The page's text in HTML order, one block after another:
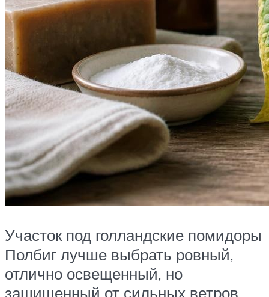
Участок под голландские помидоры
Полбиг лучше выбрать ровный,
отлично освещенный, но
защищенный от сильных ветров